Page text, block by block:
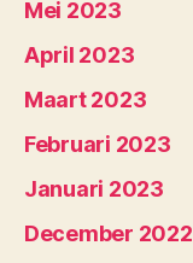
Mei 2023
April 2023
Maart 2023
Februari 2023
Januari 2023
December 2022